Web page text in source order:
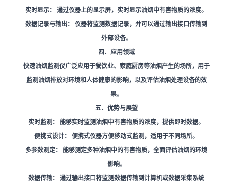
实时显示：
通过仪器上的显示屏，实时显示油烟中有害物质的浓度。
数据记录与输出：
仪器将监测数据记录，并可以通过输出接口传输到
外部设备。
四、应用领域
快速油烟监测仪广泛应用于餐饮业、家庭厨房等油烟产生的场所，用于
监测油烟排放对环境和人体健康的影响，以及评估油烟处理设备的效
果。
五、优势与展望
实时监测：
能够实时监测油烟中有害物质的浓度，提供即时数据。
便携式设计：
便携式仪器方便移动式监测，适用于不同场所。
多参数测定：
能够测定多种油烟中的有害物质，全面评估油烟的环境
影响。
数据传输：
通过输出接口将监测数据传输到计算机或数据采集系统